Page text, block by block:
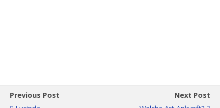
Previous Post
Next Post